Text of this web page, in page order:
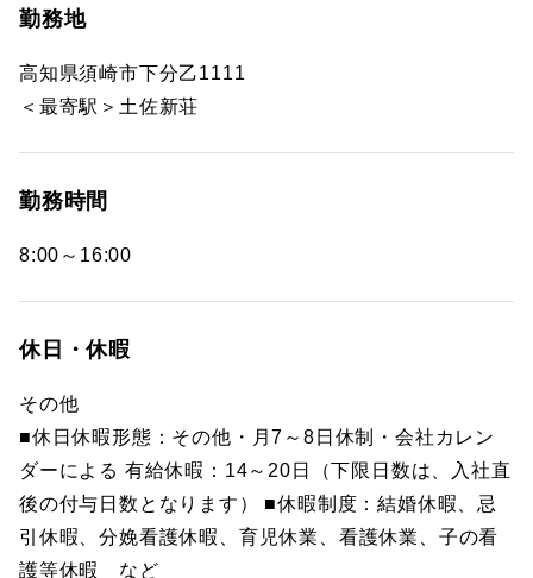
勤務地
高知県須崎市下分乙1111
＜最寄駅＞土佐新荘
勤務時間
8:00～16:00
休日・休暇
その他
■休日休暇形態：その他・月7～8日休制・会社カレン
ダーによる 有給休暇：14～20日（下限日数は、入社直
後の付与日数となります） ■休暇制度：結婚休暇、忌
引休暇、分娩看護休暇、育児休業、看護休業、子の看
護等休暇 など